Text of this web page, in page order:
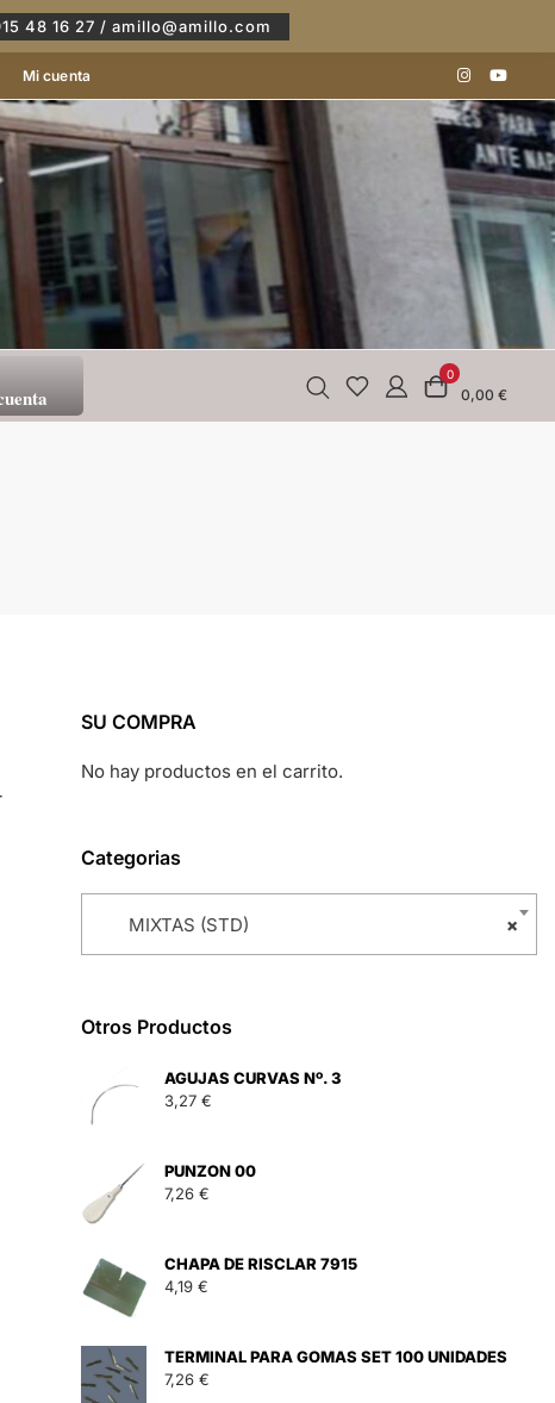
48 16 27 / amillo@amillo.com
Mi cuenta
0
0,00 €
SU COMPRA
No hay productos en el carrito.
Categorias
×
MIXTAS (STD)
Otros Productos
AGUJAS CURVAS Nº. 3
3,27 €
PUNZON 00
7,26 €
CHAPA DE RISCLAR 7915
4,19 €
TERMINAL PARA GOMAS SET 100 UNIDADES
7,26 €